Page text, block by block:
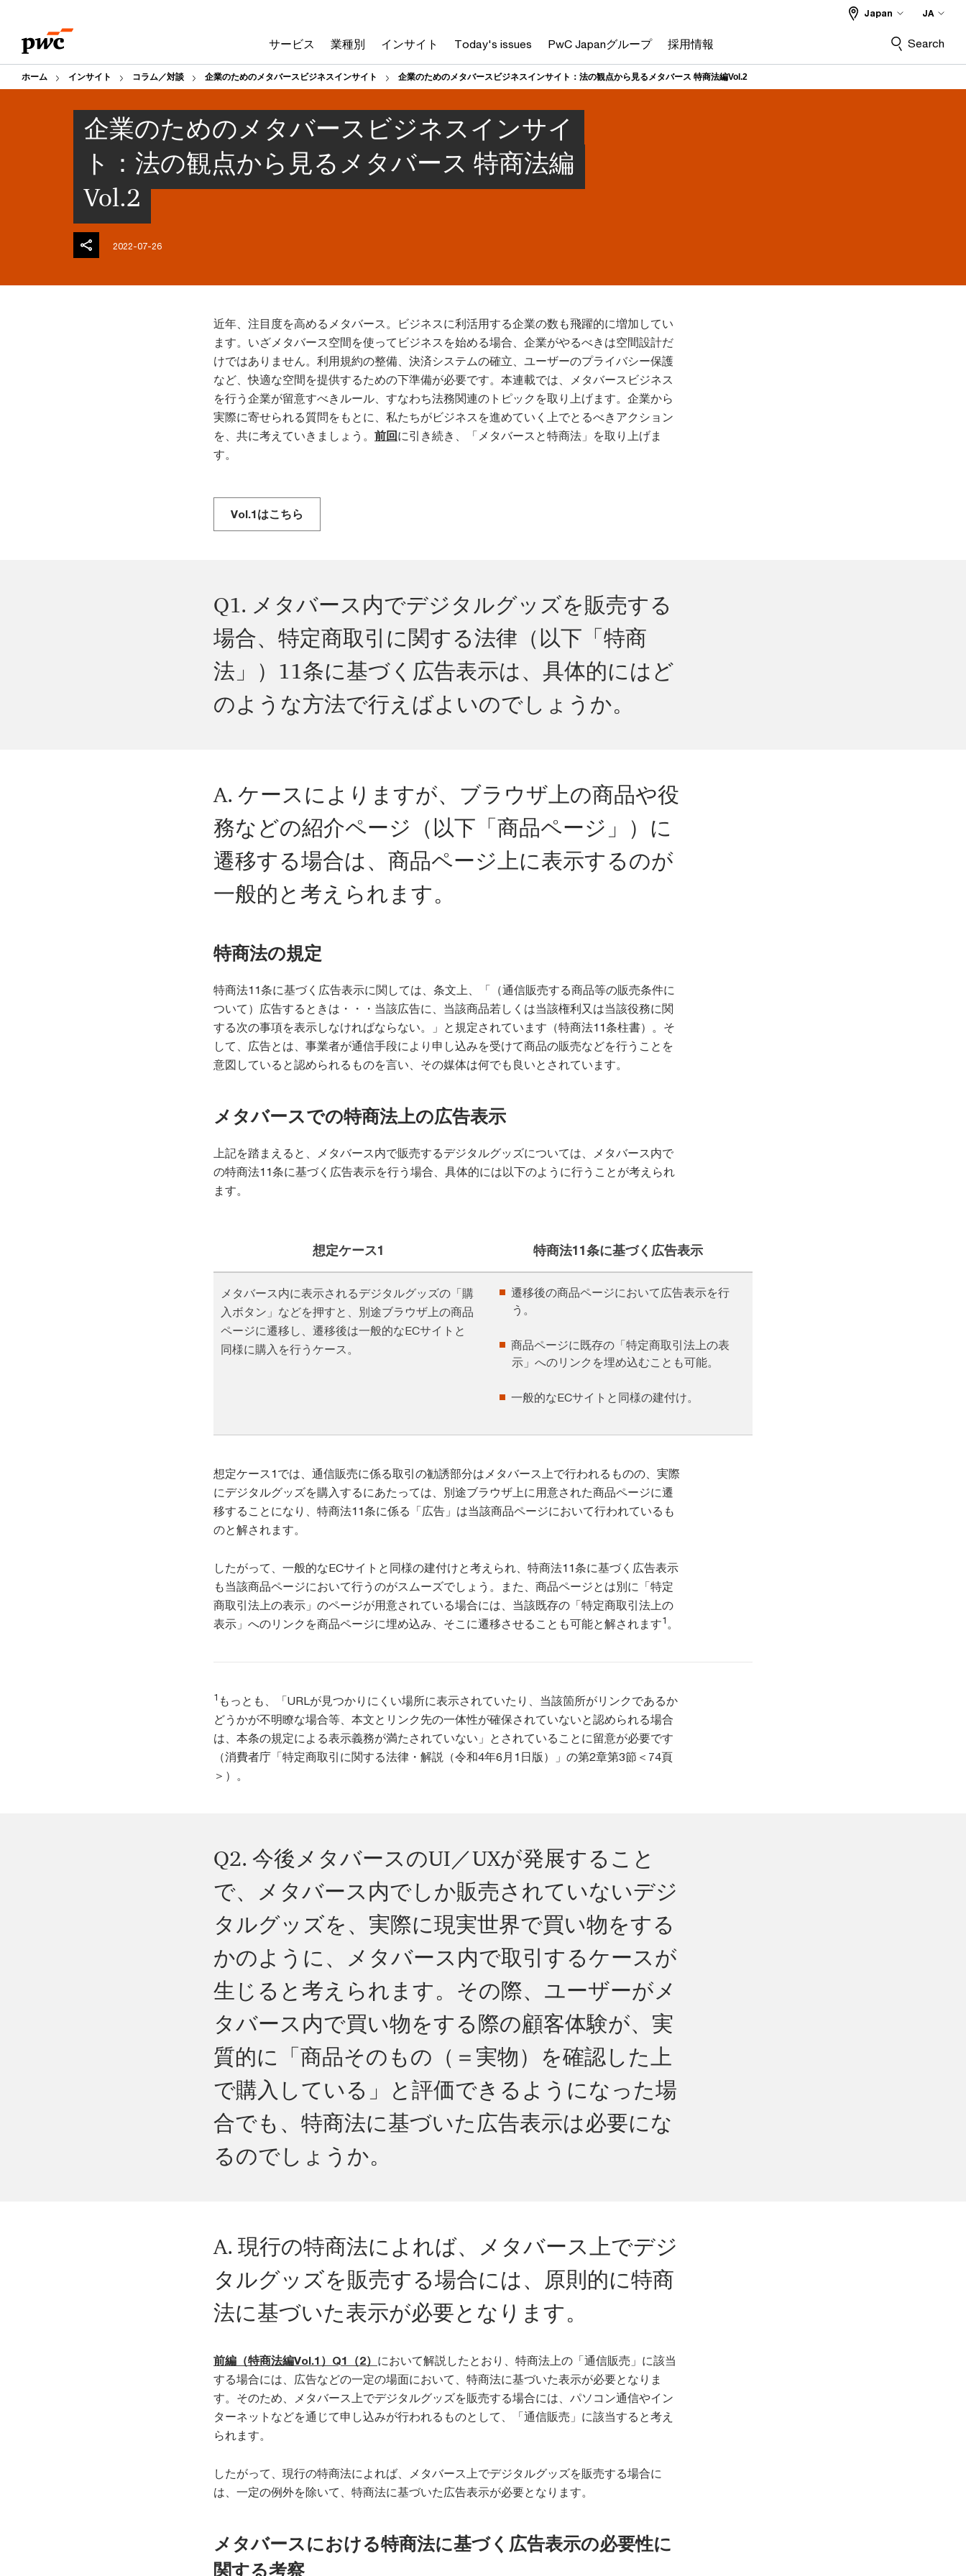
content
footer
サービス 業種別 インサイト Today's issues PwC Japanグループ 採用情報
Japan JA
Search
ホーム インサイト コラム／対談 企業のためのメタバースビジネスインサイト 企業のためのメタバースビジネスインサイト：法の観点から見るメタバース 特商法編Vol.2
企業のためのメタバースビジネスインサイ
ト：法の観点から見るメタバース 特商法編
Vol.2
2022-07-26
近年、注目度を高めるメタバース。ビジネスに利活用する企業の数も飛躍的に増加してい
ます。いざメタバース空間を使ってビジネスを始める場合、企業がやるべきは空間設計だ
けではありません。利用規約の整備、決済システムの確立、ユーザーのプライバシー保護
など、快適な空間を提供するための下準備が必要です。本連載では、メタバースビジネス
を行う企業が留意すべきルール、すなわち法務関連のトピックを取り上げます。企業から
実際に寄せられる質問をもとに、私たちがビジネスを進めていく上でとるべきアクション
を、共に考えていきましょう。 前回 に引き続き、「メタバースと特商法」を取り上げま
す。
Vol.1はこちら
Q1. メタバース内でデジタルグッズを販売する
場合、特定商取引に関する法律（以下「特商
法」）11条に基づく広告表示は、具体的にはど
のような方法で行えばよいのでしょうか。
A. ケースによりますが、ブラウザ上の商品や役
務などの紹介ページ（以下「商品ページ」）に
遷移する場合は、商品ページ上に表示するのが
一般的と考えられます。
特商法の規定
特商法11条に基づく広告表示に関しては、条文上、「（通信販売する商品等の販売条件に
ついて）広告するときは・・・当該広告に、当該商品若しくは当該権利又は当該役務に関
する次の事項を表示しなければならない。」と規定されています（特商法11条柱書）。そ
して、広告とは、事業者が通信手段により申し込みを受けて商品の販売などを行うことを
意図していると認められるものを言い、その媒体は何でも良いとされています。
メタバースでの特商法上の広告表示
上記を踏まえると、メタバース内で販売するデジタルグッズについては、メタバース内で
の特商法11条に基づく広告表示を行う場合、具体的には以下のように行うことが考えられ
ます。
想定ケース1 特商法11条に基づく広告表示
メタバース内に表示されるデジタルグッズの「購
入ボタン」などを押すと、別途ブラウザ上の商品
ページに遷移し、遷移後は一般的なECサイトと
同様に購入を行うケース。
遷移後の商品ページにおいて広告表示を行
う。
商品ページに既存の「特定商取引法上の表
示」へのリンクを埋め込むことも可能。
一般的なECサイトと同様の建付け。
想定ケース1では、通信販売に係る取引の勧誘部分はメタバース上で行われるものの、実際
にデジタルグッズを購入するにあたっては、別途ブラウザ上に用意された商品ページに遷
移することになり、特商法11条に係る「広告」は当該商品ページにおいて行われているも
のと解されます。
したがって、一般的なECサイトと同様の建付けと考えられ、特商法11条に基づく広告表示
も当該商品ページにおいて行うのがスムーズでしょう。また、商品ページとは別に「特定
商取引法上の表示」のページが用意されている場合には、当該既存の「特定商取引法上の
表示」へのリンクを商品ページに埋め込み、そこに遷移させることも可能と解されます1 。
1 もっとも、「URLが見つかりにくい場所に表示されていたり、当該箇所がリンクであるか
どうかが不明瞭な場合等、本文とリンク先の一体性が確保されていないと認められる場合
は、本条の規定による表示義務が満たされていない」とされていることに留意が必要です
（消費者庁「特定商取引に関する法律・解説（令和4年6月1日版）」の第2章第3節＜74頁
＞）。
Q2. 今後メタバースのUI／UXが発展すること
で、メタバース内でしか販売されていないデジ
タルグッズを、実際に現実世界で買い物をする
かのように、メタバース内で取引するケースが
生じると考えられます。その際、ユーザーがメ
タバース内で買い物をする際の顧客体験が、実
質的に「商品そのもの（＝実物）を確認した上
で購入している」と評価できるようになった場
合でも、特商法に基づいた広告表示は必要にな
るのでしょうか。
A. 現行の特商法によれば、メタバース上でデジ
タルグッズを販売する場合には、原則的に特商
法に基づいた表示が必要となります。
前編（特商法編Vol.1）Q1（2） において解説したとおり、特商法上の「通信販売」に該当
する場合には、広告などの一定の場面において、特商法に基づいた表示が必要となりま
す。そのため、メタバース上でデジタルグッズを販売する場合には、パソコン通信やイン
ターネットなどを通じて申し込みが行われるものとして、「通信販売」に該当すると考え
られます。
したがって、現行の特商法によれば、メタバース上でデジタルグッズを販売する場合に
は、一定の例外を除いて、特商法に基づいた広告表示が必要となります。
メタバースにおける特商法に基づく広告表示の必要性に
関する考察